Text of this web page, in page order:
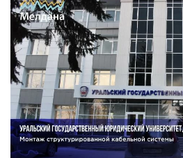
Смотреть проект